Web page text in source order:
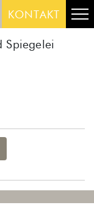
KONTAKT
Spiegelei